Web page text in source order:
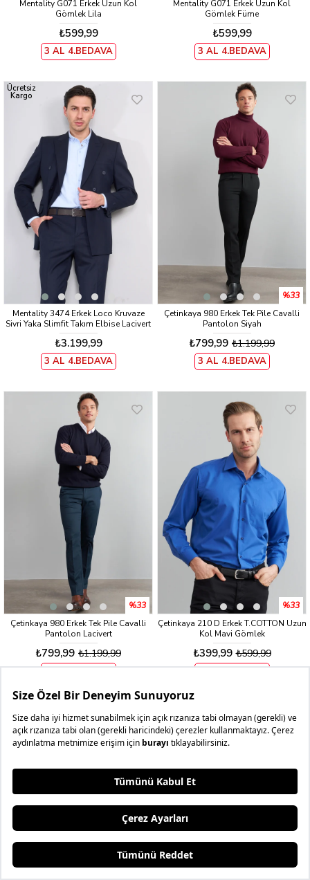
Mentality G071 Erkek Uzun Kol
Gömlek Lila
₺599,99
3 AL 4.BEDAVA
Mentality G071 Erkek Uzun Kol
Gömlek Füme
₺599,99
3 AL 4.BEDAVA
Mentality 3474 Erkek Loco Kruvaze
Sivri Yaka Slimfit Takım Elbise Lacivert
₺3.199,99
3 AL 4.BEDAVA
Ücretsiz
Kargo
Çetinkaya 980 Erkek Tek Pile Cavalli
Pantolon Siyah
₺799,99 ₺1.199,99
3 AL 4.BEDAVA
%33
Çetinkaya 980 Erkek Tek Pile Cavalli
Pantolon Lacivert
₺799,99 ₺1.199,99
3 AL 4.BEDAVA
%33
Çetinkaya 210 D Erkek T.COTTON Uzun
Kol Mavi Gömlek
₺399,99 ₺599,99
3 AL 4.BEDAVA
%33